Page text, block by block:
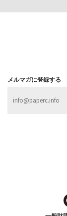
メルマガに登録する